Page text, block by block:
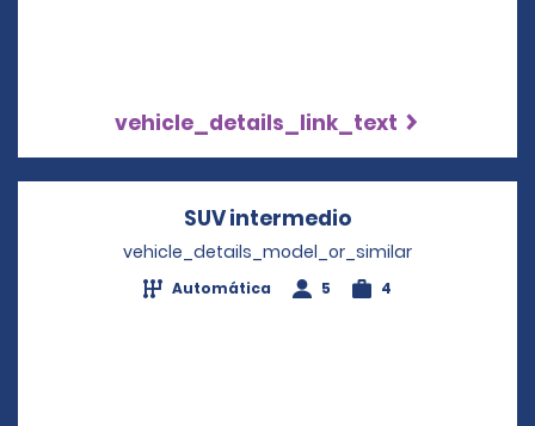
vehicle_details_link_text
SUV intermedio
vehicle_details_model_or_similar
Automática 5 4